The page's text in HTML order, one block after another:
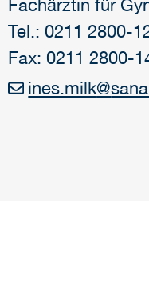
Fachärztin für
Tel.: 0211 2800-
Fax: 0211 2800-
ines.milk@